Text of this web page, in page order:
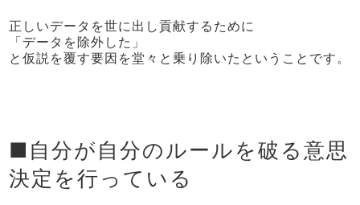
正しいデータを世に出し貢献するために
「データを除外した」
と仮説を覆す要因を堂々と乗り除いたということです。
■自分が自分のルールを破る意思
決定を行っている